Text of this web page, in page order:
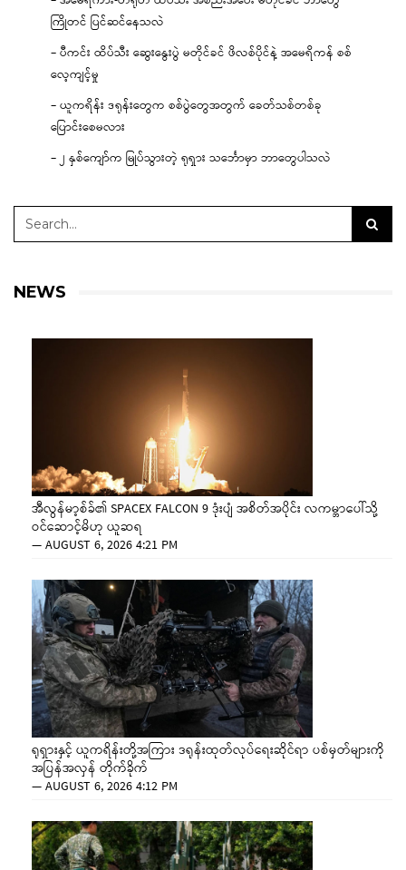
ကြိုတင် ပြင်ဆင်နေသလဲ
– ပီကင်း ထိပ်သီး ဆွေးနွေးပွဲ မတိုင်ခင် ဖိလစ်ပိုင်နဲ့ အမေရိကန် စစ်
လေ့ကျင့်မှု
– ယူကရိန်း ဒရုန်းတွေက စစ်ပွဲတွေအတွက် ခေတ်သစ်တစ်ခု
ပြောင်းစေမလား
– ၂ နှစ်ကျော်က မြုပ်သွားတဲ့ ရုရှား သင်္ဘောမှာ ဘာတွေပါသလဲ
NEWS
အီလွန်မာ့စ်ခ်၏ SPACEX FALCON 9 ဒုံးပျံ အစိတ်အပိုင်း လကမ္ဘာပေါ်သို့
ဝင်ဆောင့်မိဟု ယူဆရ
—AUGUST 6, 2026 4:21 PM
ရုရှားနှင့် ယူကရိန်းတို့အကြား ဒရုန်းထုတ်လုပ်ရေးဆိုင်ရာ ပစ်မှတ်များကို
အပြန်အလှန် တိုက်ခိုက်
—AUGUST 6, 2026 4:12 PM